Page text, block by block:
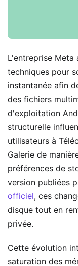
L'entreprise Meta
techniques pour
instantanée afin
des fichiers
d'exploitation
structurelle
utilisateurs à
Galerie de
préférences de
version publiées
officiel, ces
disque tout en
privée.
Cette évolution
saturation des